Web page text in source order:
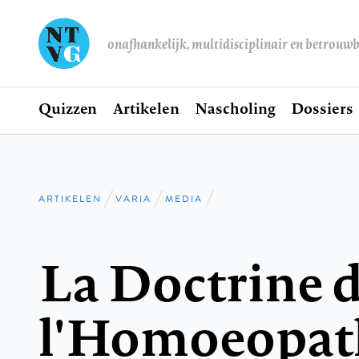
onafhankelijk, multidisciplinair en
Hoofdnavigatie
Home
Quizzen Artikelen Nascholing Dossiers
Kruimelpad
ARTIKELEN VARIA MEDIA
La Doctrine